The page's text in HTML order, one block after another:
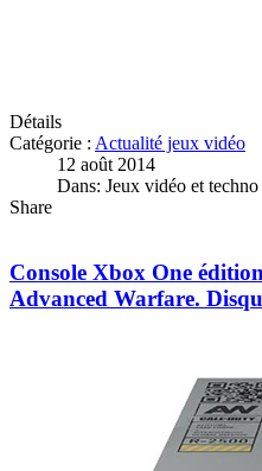
Détails
Catégorie : Actualité jeux vidéo
12 août 2014
Dans: Jeux vidéo et techno
Share
Console Xbox One
Advanced Warfare.